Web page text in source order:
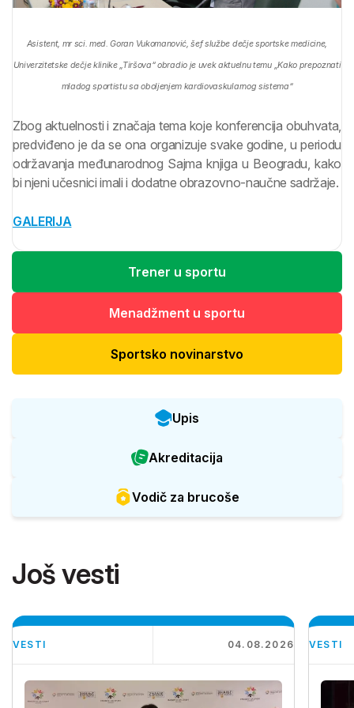
Asistent, mr sci. med. Goran Vukomanović, šef službe dečje sportske medicine,
Univerzitetske dečje klinike „Tiršova“ obradio je uvek aktuelnu temu „Kako prepoznati
mladog sportistu sa oboljenjem kardiovaskularnog sistema“
Zbog aktuelnosti i značaja tema koje konferencija obuhvata,
predviđeno je da se ona organizuje svake godine, u periodu
održavanja međunarodnog Sajma knjiga u Beogradu, kako
bi njeni učesnici imali i dodatne obrazovno-naučne sadržaje.
GALERIJA
Trener u sportu
Menadžment u sportu
Sportsko novinarstvo
Upis
Akreditacija
Vodič za brucoše
Još vesti
VESTI 04.08.2026 VESTI